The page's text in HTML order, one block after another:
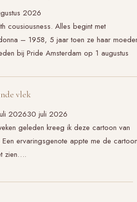
2026
cousiousness. Alles begint met
– 1958, 5 jaar toen ze haar
bij Pride Amsterdam op 1 augustus
vlek
202630 juli 2026
geleden kreeg ik deze cartoon van
Een ervaringsgenote appte me de
zien….